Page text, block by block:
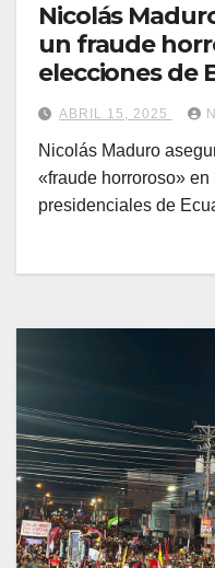
Nicolás
un fraude
elecciones de
Súmate’
ABRIL 15, 2025
Nicolás Maduro
«fraude horroroso»
presidenciales de